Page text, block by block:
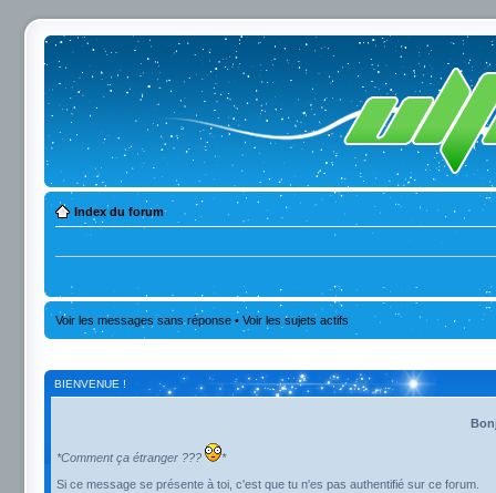
Index du forum
Voir les messages sans réponse • Voir les sujets actifs
BIENVENUE !
*Comment ça étranger ???
*
Si ce message se présente à toi, c'est que tu n'es pas authentifié sur ce forum.